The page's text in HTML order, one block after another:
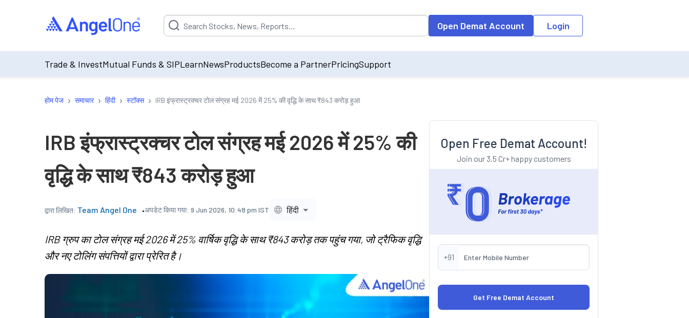
Suggestion will be populated by default on accessing the input field. On entering data into the input field, the suggestion list will be updated as per the
Open Demat Account Login
Trade & InvestMutual Funds & SIPLearnNewsProductsBecome a PartnerPricingSupport
होम पेज › समाचार › हिंदी › स्टॉक्स › IRB इंफ्रास्ट्रक्चर टोल संग्रह मई 2026 में 25% की वृद्धि के साथ ₹843 करोड़ हुआ
IRB इंफ्रास्ट्रक्चर टोल संग्रह मई 2026 में 25% की
वृद्धि के साथ ₹843 करोड़ हुआ
द्वारा लिखित: Team Angel One अपडेट किया गया: 9 Jun 2026, 10:48 pm IST हिंदी
IRB ग्रुप का टोल संग्रह मई 2026 में 25% वार्षिक वृद्धि के साथ ₹843 करोड़ तक पहुंच गया, जो ट्रैफिक वृद्धि
और नए टोलिंग संपत्तियों द्वारा प्रेरित है।
Open Free Demat Account!
Join our 3.5 Cr+ happy customers
+91